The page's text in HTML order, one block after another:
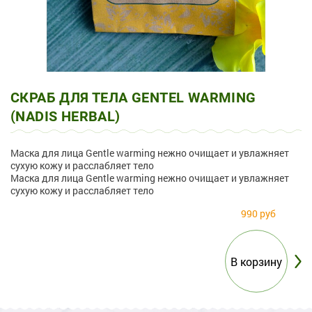
СКРАБ ДЛЯ ТЕЛА GENTEL WARMING
(NADIS HERBAL)
Маска для лица Gentle warming нежно очищает и увлажняет
сухую кожу и расслабляет тело
Маска для лица Gentle warming нежно очищает и увлажняет
сухую кожу и расслабляет тело
990 руб